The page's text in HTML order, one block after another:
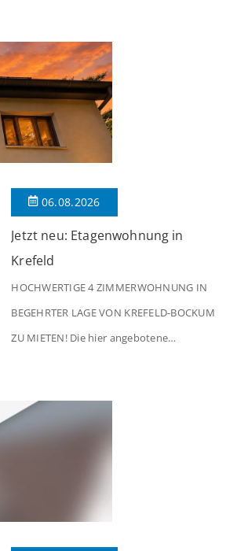
06.08.2026
Jetzt neu: Etagenwohnung in
Krefeld
HOCHWERTIGE 4 ZIMMERWOHNUNG IN
BEGEHRTER LAGE VON KREFELD-BOCKUM
ZU MIETEN! Die hier angebotene
in begehrter Wohnlage von Krefeld-Bockum.